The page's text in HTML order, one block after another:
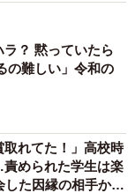
、会社の電話に
人が普通にでき
さらに追い詰め
？ 黙っていたら
の難しい」令和の
取れてた！」高校時
められた学生は楽
た因縁の相手から